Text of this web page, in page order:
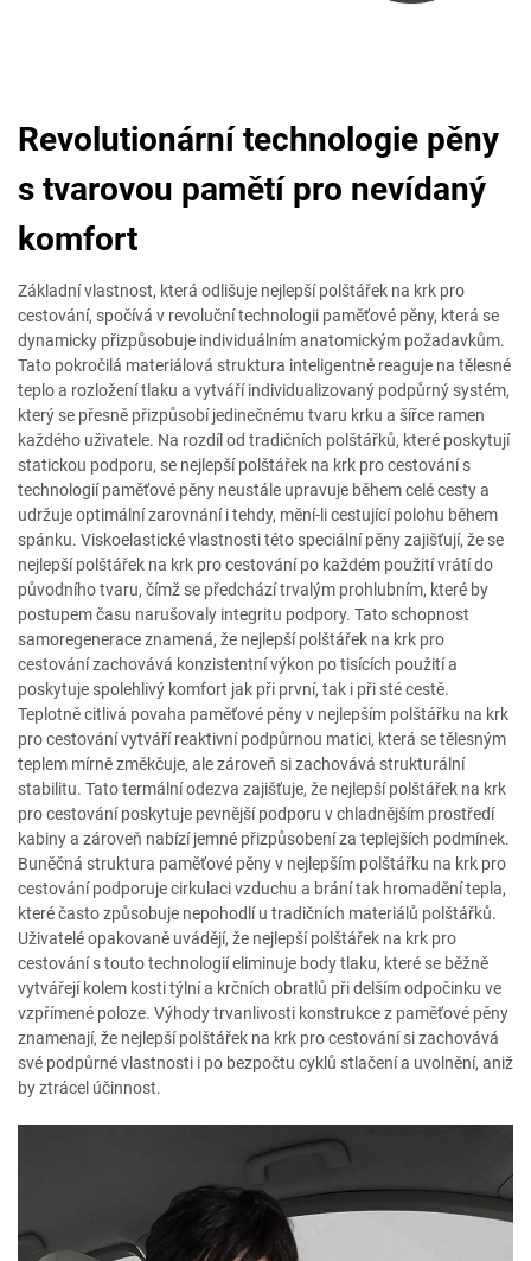
Revolutionární technologie pěny
s tvarovou pamětí pro nevídaný
komfort
Základní vlastnost, která odlišuje nejlepší polštářek na krk pro
cestování, spočívá v revoluční technologii paměťové pěny, která se
dynamicky přizpůsobuje individuálním anatomickým požadavkům.
Tato pokročilá materiálová struktura inteligentně reaguje na tělesné
teplo a rozložení tlaku a vytváří individualizovaný podpůrný systém,
který se přesně přizpůsobí jedinečnému tvaru krku a šířce ramen
každého uživatele. Na rozdíl od tradičních polštářků, které poskytují
statickou podporu, se nejlepší polštářek na krk pro cestování s
technologií paměťové pěny neustále upravuje během celé cesty a
udržuje optimální zarovnání i tehdy, mění-li cestující polohu během
spánku. Viskoelastické vlastnosti této speciální pěny zajišťují, že se
nejlepší polštářek na krk pro cestování po každém použití vrátí do
původního tvaru, čímž se předchází trvalým prohlubním, které by
postupem času narušovaly integritu podpory. Tato schopnost
samoregenerace znamená, že nejlepší polštářek na krk pro
cestování zachovává konzistentní výkon po tisících použití a
poskytuje spolehlivý komfort jak při první, tak i při sté cestě.
Teplotně citlivá povaha paměťové pěny v nejlepším polštářku na krk
pro cestování vytváří reaktivní podpůrnou matici, která se tělesným
teplem mírně změkčuje, ale zároveň si zachovává strukturální
stabilitu. Tato termální odezva zajišťuje, že nejlepší polštářek na krk
pro cestování poskytuje pevnější podporu v chladnějším prostředí
kabiny a zároveň nabízí jemné přizpůsobení za teplejších podmínek.
Buněčná struktura paměťové pěny v nejlepším polštářku na krk pro
cestování podporuje cirkulaci vzduchu a brání tak hromadění tepla,
které často způsobuje nepohodlí u tradičních materiálů polštářků.
Uživatelé opakovaně uvádějí, že nejlepší polštářek na krk pro
cestování s touto technologií eliminuje body tlaku, které se běžně
vytvářejí kolem kosti týlní a krčních obratlů při delším odpočinku ve
vzpřímené poloze. Výhody trvanlivosti konstrukce z paměťové pěny
znamenají, že nejlepší polštářek na krk pro cestování si zachovává
své podpůrné vlastnosti i po bezpočtu cyklů stlačení a uvolnění, aniž
by ztrácel účinnost.